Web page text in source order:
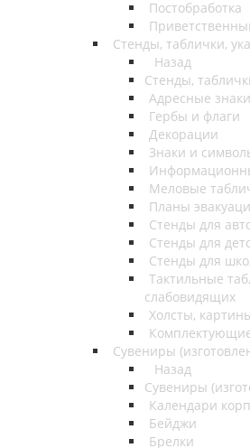
Постобработка
Стенды, таблички,
Назад
Стенды,
Адресные знаки
Гербы и флаги
Декорации
Знаки и
Меловые
Планы
Стенды для
Стенды для
Стенды для
Тактильные
слабовидящих
Холсты,
Сувениры
Назад
Сувениры
Календари
Бейджи
Брелки